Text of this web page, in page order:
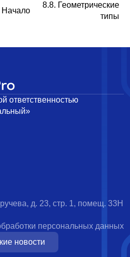
Начало
8.8. Геометрические
типы
ответственностью
д. 23, стр. 1, помещ. 33Н
персональных данных
новости